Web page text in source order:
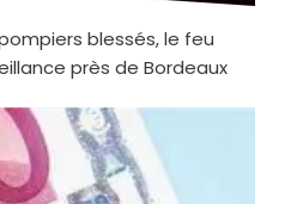
blessés, le feu
près de Bordeaux